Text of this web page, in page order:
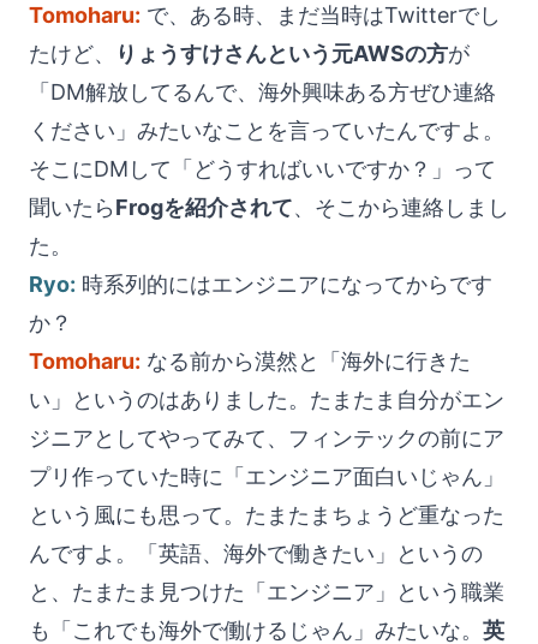
Tomoharu: で、ある時、まだ当時はTwitterでし
たけど、
りょうすけさんという元AWSの方が
「DM解放してるんで、海外興味ある方ぜひ連絡
ください」みたいなことを言っていたんですよ。
そこにDMして「どうすればいいですか？」って
聞いたらFrogを紹介されて、そこから連絡しまし
た。
Ryo: 時系列的にはエンジニアになってからです
か？
Tomoharu: なる前から漠然と「海外に行きた
い」というのはありました。たまたま自分がエン
ジニアとしてやってみて、フィンテックの前にア
プリ作っていた時に「エンジニア面白いじゃん」
という風にも思って。たまたまちょうど重なった
んですよ。「英語、海外で働きたい」というの
と、たまたま見つけた「エンジニア」という職業
も「これでも海外で働けるじゃん」みたいな。 英